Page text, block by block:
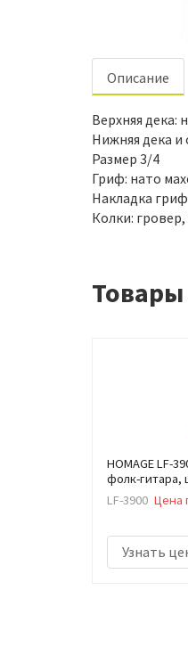
Oписание
Верхняя дека:
Нижняя дека и
Размер 3/4
Гриф: нато
Накладка
Колки:
Товары
HOMAGE LF-
фолк-гитара,
LF-3900 Цена
Узнать